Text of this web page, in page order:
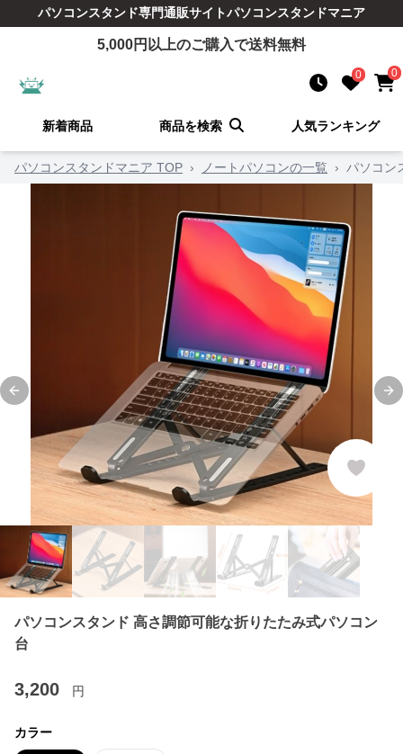
パソコンスタンド専門通販サイトパソコンスタンドマニア
5,000円以上のご購入で送料無料
0 0
新着商品 商品を検索 人気ランキング
パソコンスタンドマニア TOP › ノートパソコンの一覧 › パソコン
Previous slide
パソコンスタンド 高さ調節可能な折りたたみ式パソコン
台
3,200 円
カラー